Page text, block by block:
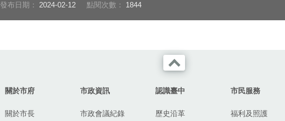
發布日期： 2024-02-12 點閱次數： 1844
關於市府
關於市長
市政資訊
市政會議紀錄
認識臺中
歷史沿革
市民服務
福利及照護